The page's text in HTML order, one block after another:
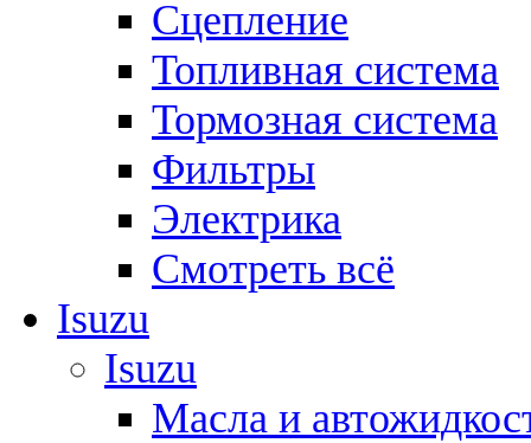
Сцепление
Топливная система
Тормозная система
Фильтры
Электрика
Смотреть всё
Isuzu
Isuzu
Масла и